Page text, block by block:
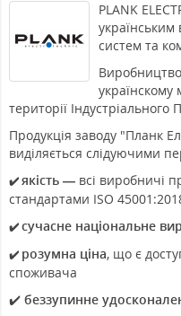
PLANK
систем та
українскому
території
Продукція заводу "Планк
виділяється слідуючими
✔️якість — всі виробничі
стандартами ISO
✔️сучасне національне
✔️ розумна ціна, що є
споживача
✔️ беззупинне